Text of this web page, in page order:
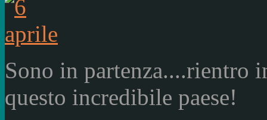
Sono in partenza....rientro
questo incredibile paese!